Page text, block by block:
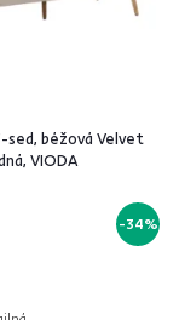
sed, béžová Velvet
VIODA
-34%